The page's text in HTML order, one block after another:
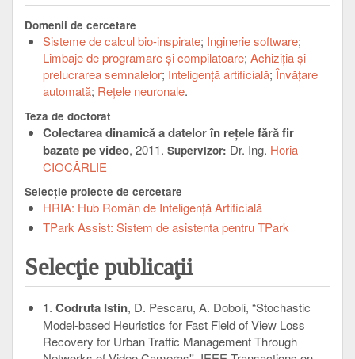
Domenii de cercetare
Sisteme de calcul bio-inspirate Inginerie software
Limbaje de programare şi compilatoare Achiziţia şi
prelucrarea semnalelor Inteligenţă artificială Învăţare
automată Reţele neuronale
Teza de doctorat
Colectarea dinamică a datelor în reţele fără fir
bazate pe video, 2011. Supervizor: Dr. Ing. Horia
CIOCÂRLIE
Selecţie proiecte de cercetare
HRIA: Hub Român de Inteligență Artificială
TPark Assist: Sistem de asistenta pentru TPark
Selecţie publicaţii
1. Codruta Istin, D. Pescaru, A. Doboli, “Stochastic
Model-based Heuristics for Fast Field of View Loss
Recovery for Urban Traffic Management Through